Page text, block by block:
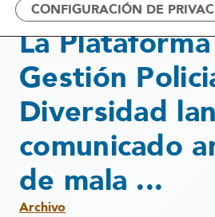
29 mayo, 2020
La
Gestión
Diversidad
comunicado
de mala ...
Archivo
CONFIGURACIÓN DE